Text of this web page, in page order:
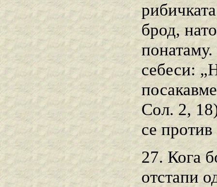
брод,
себеси:
Сол. 2,
се
27. Кога
отстапи